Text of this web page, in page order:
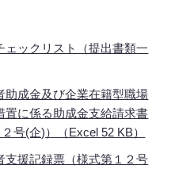
ックリスト（提出書類一
助成金及び企業在籍型職場
置に係る助成金支給請求書
号(企)）（Excel 52 KB）
支援記録票（様式第１２号